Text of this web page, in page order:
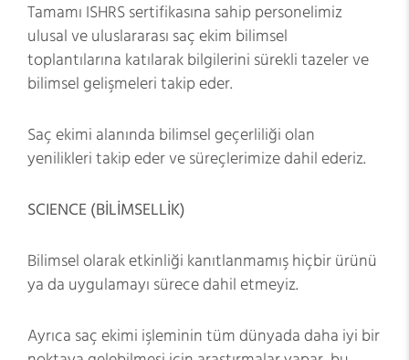
Tamamı ISHRS sertifikasına sahip personelimiz
ulusal ve uluslararası saç ekim bilimsel
toplantılarına katılarak bilgilerini sürekli tazeler ve
bilimsel gelişmeleri takip eder.
Saç ekimi alanında bilimsel geçerliliği olan
yenilikleri takip eder ve süreçlerimize dahil ederiz.
SCIENCE (BİLİMSELLİK)
Bilimsel olarak etkinliği kanıtlanmamış hiçbir ürünü
ya da uygulamayı sürece dahil etmeyiz.
Ayrıca saç ekimi işleminin tüm dünyada daha iyi bir